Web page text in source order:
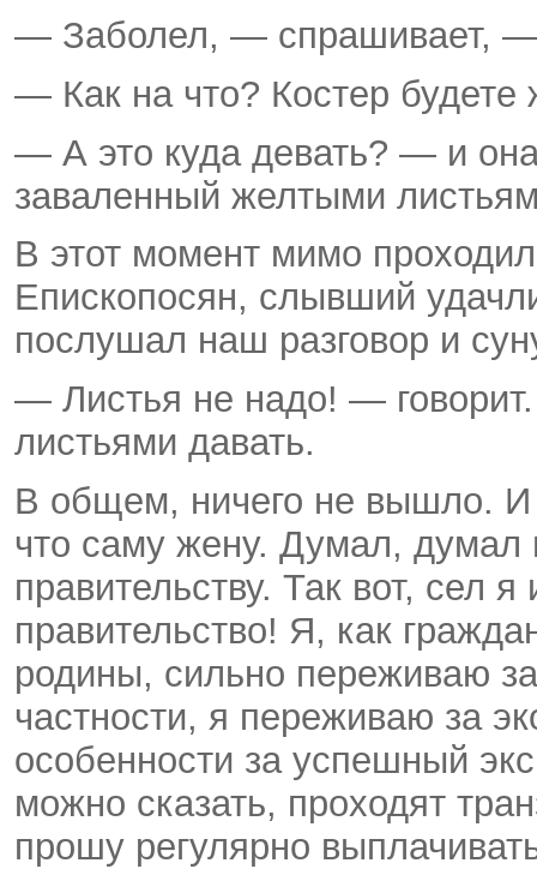
— Заболел, — спрашивает, —
— Как на что? Костер будете
— А это куда девать? — и
заваленный желтыми
В этот момент мимо
Епископосян, слывший
послушал наш разговор и
— Листья не надо! —
листьями давать.
В общем, ничего не вышло. И
что саму жену. Думал, думал
правительству. Так вот, сел
правительство! Я, как
родины, сильно переживаю
частности, я переживаю за
особенности за успешный
можно сказать, проходят
прошу регулярно